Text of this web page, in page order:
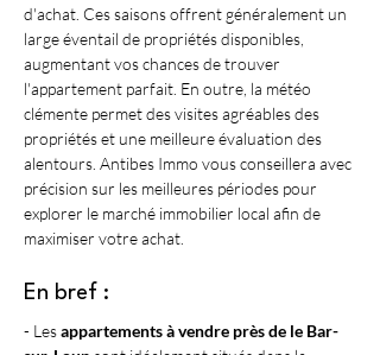
d'achat. Ces saisons offrent généralement un
large éventail de propriétés disponibles,
augmentant vos chances de trouver
l'appartement parfait. En outre, la météo
clémente permet des visites agréables des
propriétés et une meilleure évaluation des
alentours. Antibes Immo vous conseillera avec
précision sur les meilleures périodes pour
explorer le marché immobilier local afin de
maximiser votre achat.
En bref :
- Les appartements à vendre près de le Bar-